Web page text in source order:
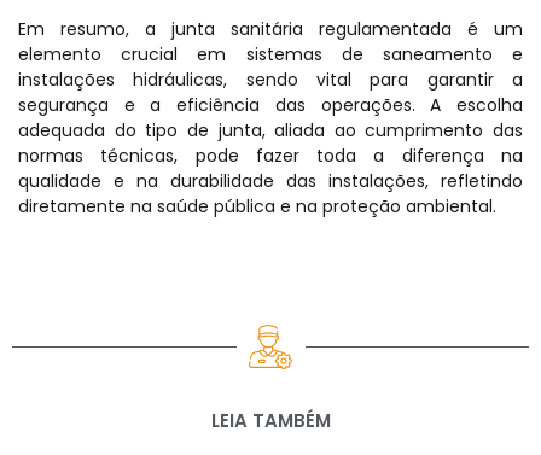
Em resumo, a junta sanitária regulamentada é um
elemento crucial em sistemas de saneamento e
instalações hidráulicas, sendo vital para garantir a
segurança e a eficiência das operações. A escolha
adequada do tipo de junta, aliada ao cumprimento das
normas técnicas, pode fazer toda a diferença na
qualidade e na durabilidade das instalações, refletindo
diretamente na saúde pública e na proteção ambiental.
LEIA TAMBÉM